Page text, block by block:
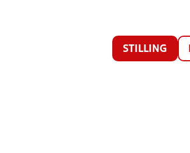
STILLING